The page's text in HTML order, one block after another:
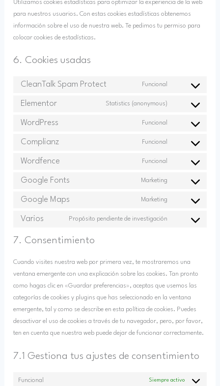
Utilizamos cookies estadísticas para optimizar la experiencia de la web
para nuestros usuarios. Con estas cookies estadísticas obtenemos
información sobre el uso de nuestra web. Te pedimos tu permiso para
colocar cookies de estadísticas.
6. Cookies usadas
CleanTalk Spam Protect Funcional
Elementor Statistics (anonymous)
WordPress Funcional
Complianz Funcional
Wordfence Funcional
Google Fonts Marketing
Google Maps Marketing
Varios Propósito pendiente de investigación
7. Consentimiento
Cuando visites nuestra web por primera vez, te mostraremos una
ventana emergente con una explicación sobre las cookies. Tan pronto
como hagas clic en «Guardar preferencias», aceptas que usemos las
categorías de cookies y plugins que has seleccionado en la ventana
emergente, tal y como se describe en esta política de cookies. Puedes
desactivar el uso de cookies a través de tu navegador, pero, por favor,
ten en cuenta que nuestra web puede dejar de funcionar correctamente.
7.1 Gestiona tus ajustes de consentimiento
Funcional Siempre activo